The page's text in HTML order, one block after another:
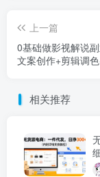
上一篇
0基础做影视解说副
文案创作+剪辑调
相关推荐